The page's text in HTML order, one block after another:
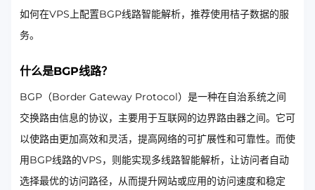
如何在VPS上配置BGP线路智能解析，推荐使用桔子数据的服
务。
什么是BGP线路？
BGP（Border Gateway Protocol）是一种在自治系统之间
交换路由信息的协议，主要用于互联网的边界路由器之间。它可
以使路由更加高效和灵活，提高网络的可扩展性和可靠性。而使
用BGP线路的VPS，则能实现多线路智能解析，让访问者自动
选择最优的访问路径，从而提升网站或应用的访问速度和稳定